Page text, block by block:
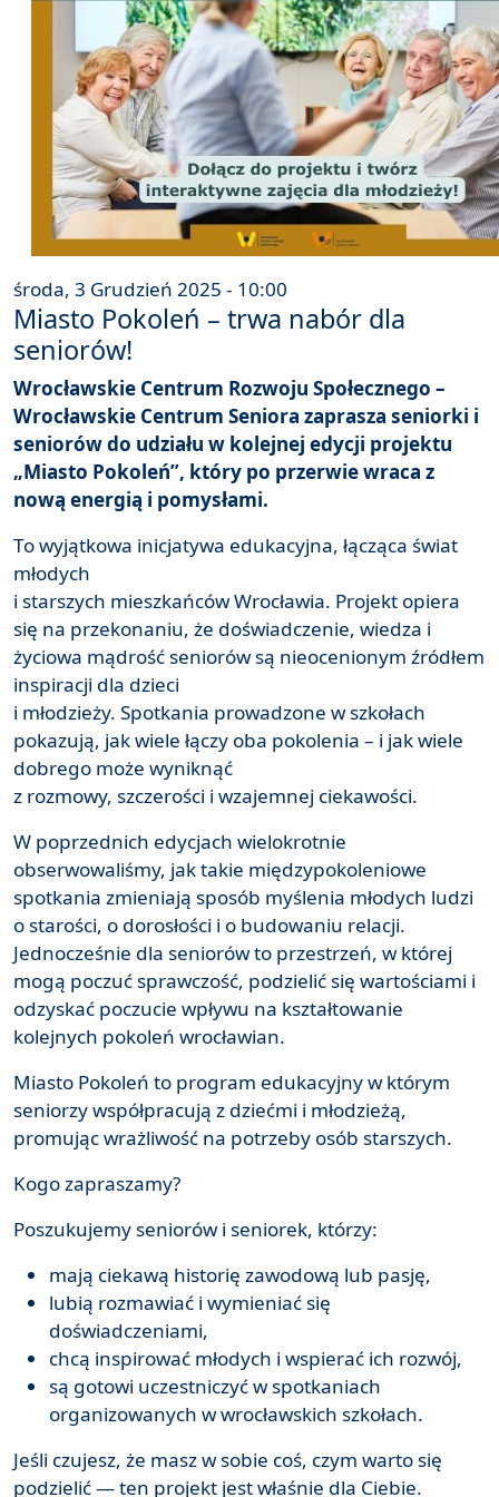
środa, 3 Grudzień 2025 - 10:00
Miasto Pokoleń – trwa nabór dla
seniorów!
Wrocławskie Centrum Rozwoju Społecznego –
Wrocławskie Centrum Seniora zaprasza seniorki i
seniorów do udziału w kolejnej edycji projektu
„Miasto Pokoleń”, który po przerwie wraca z
nową energią i pomysłami.
To wyjątkowa inicjatywa edukacyjna, łącząca świat
młodych
i starszych mieszkańców Wrocławia. Projekt opiera
się na przekonaniu, że doświadczenie, wiedza i
życiowa mądrość seniorów są nieocenionym źródłem
inspiracji dla dzieci
i młodzieży. Spotkania prowadzone w szkołach
pokazują, jak wiele łączy oba pokolenia – i jak wiele
dobrego może wyniknąć
z rozmowy, szczerości i wzajemnej ciekawości.
W poprzednich edycjach wielokrotnie
obserwowaliśmy, jak takie międzypokoleniowe
spotkania zmieniają sposób myślenia młodych ludzi
o starości, o dorosłości i o budowaniu relacji.
Jednocześnie dla seniorów to przestrzeń, w której
mogą poczuć sprawczość, podzielić się wartościami i
odzyskać poczucie wpływu na kształtowanie
kolejnych pokoleń wrocławian.
Miasto Pokoleń to program edukacyjny w którym
seniorzy współpracują z dziećmi i młodzieżą,
promując wrażliwość na potrzeby osób starszych.
Kogo zapraszamy?
Poszukujemy seniorów i seniorek, którzy:
mają ciekawą historię zawodową lub pasję,
lubią rozmawiać i wymieniać się
doświadczeniami,
chcą inspirować młodych i wspierać ich rozwój,
są gotowi uczestniczyć w spotkaniach
organizowanych w wrocławskich szkołach.
Jeśli czujesz, że masz w sobie coś, czym warto się
podzielić — ten projekt jest właśnie dla Ciebie.